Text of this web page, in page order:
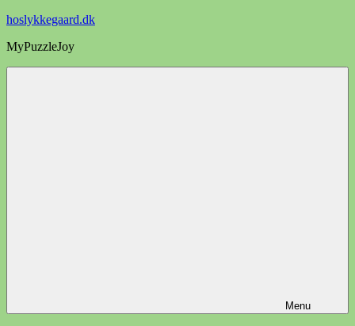
Videre
indhold
hoslykkegaard.dk
MyPuzzleJoy
Menu